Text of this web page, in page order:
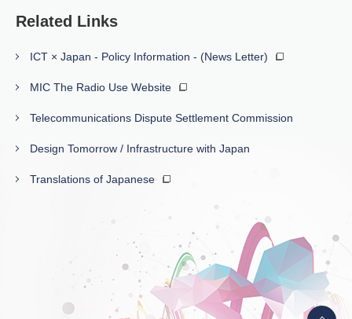
Related Links
ICT × Japan - Policy Information - (News Letter)
MIC The Radio Use Website
Telecommunications Dispute Settlement Commission
Design Tomorrow / Infrastructure with Japan
Translations of Japanese
Back